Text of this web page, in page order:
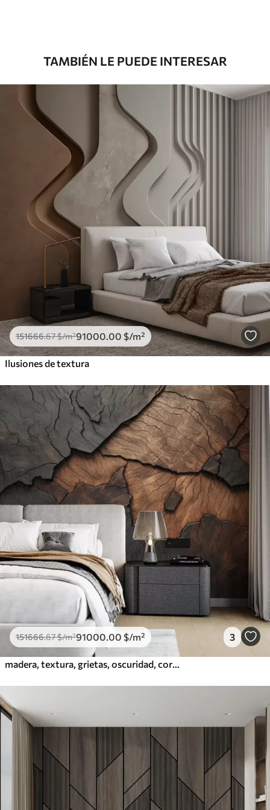
Vinilo Premium
199833.33119900.00$/m²
TAMBIÉN LE PUEDE INTERESAR
151666.67$/m²91000 .00 $/m²
Ilusiones de textura
151666.67$/m²91000 .00 $/m² 3